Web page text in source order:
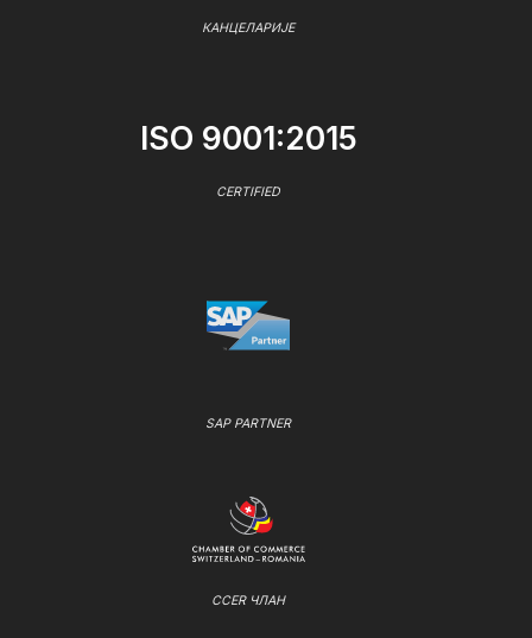
КАНЦЕЛАРИЈЕ
ISO 9001:2015
CERTIFIED
SAP PARTNER
CCER ЧЛАН